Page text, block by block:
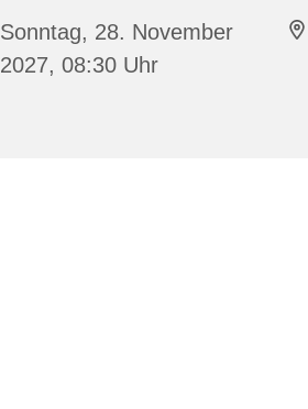
Sonntag, 28. November
2027, 08:30 Uhr